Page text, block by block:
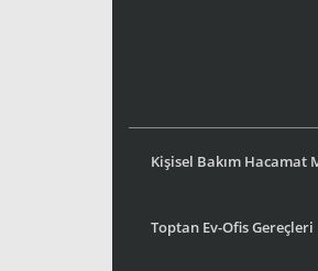
Kişisel Bakım Hacamat
Toptan Ev-Ofis Gereçleri